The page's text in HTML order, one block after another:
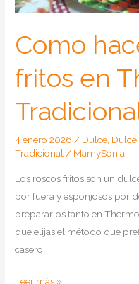
Como
fritos en
4 enero 2026 / Dulce Dulce
Tradicional / MamySonia
Los roscos fritos son un
por fuera y esponjosos por
prepararlos tanto en
que elijas el método que
casero.
Como
Leer más »